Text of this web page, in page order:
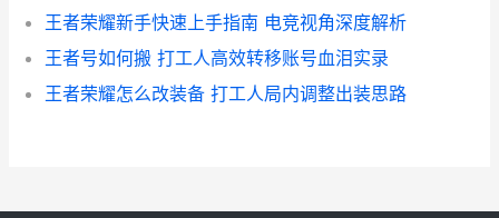
王者荣耀新手快速上手指南 电竞视角深度解析
王者号如何搬 打工人高效转移账号血泪实录
王者荣耀怎么改装备 打工人局内调整出装思路